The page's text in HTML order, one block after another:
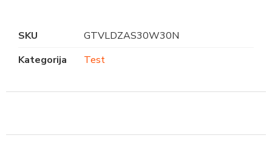
SKU
GTVLDZAS30W30N
Kategorija
Test